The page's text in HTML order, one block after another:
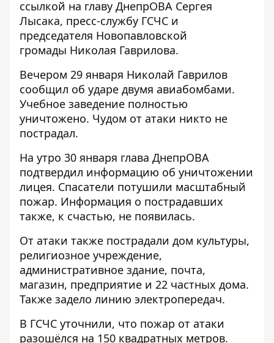
ссылкой на главу ДнепрОВА Сергея
Лысака, пресс-службу ГСЧС и
председателя Новопавловской
громады Николая Гаврилова.
Вечером 29 января Николай Гаврилов
сообщил об ударе двумя авиабомбами.
Учебное заведение полностью
уничтожено. Чудом от атаки никто не
пострадал.
На утро 30 января глава ДнепрОВА
подтвердил информацию об уничтожении
лицея. Спасатели потушили масштабный
пожар. Информация о пострадавших
также, к счастью, не появилась.
От атаки также пострадали дом культуры,
религиозное учреждение,
административное здание, почта,
магазин, предприятие и 22 частных дома.
Также задело линию электропередач.
В ГСЧС уточнили, что пожар от атаки
разошёлся на 150 квадратных метров.